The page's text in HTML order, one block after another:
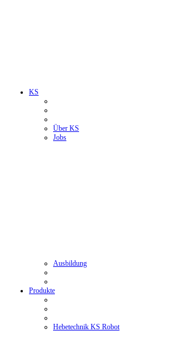
KS
Über KS
Jobs
Ausbildung
Produkte
Hebetechnik KS Robot